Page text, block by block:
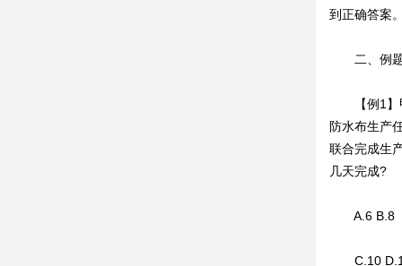
到正确答案
二、例题
【例1】甲
防水布生产
联合完成生
几天完成?
A.6 B.8
C.10